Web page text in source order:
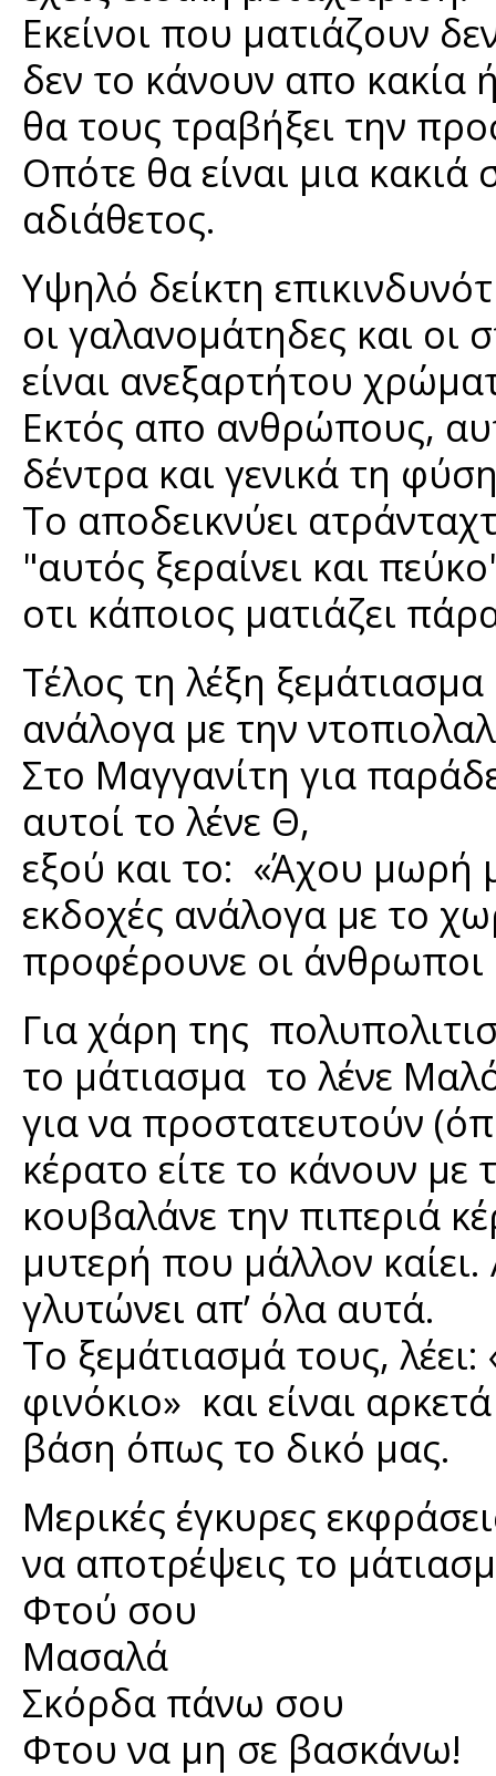
Εκείνοι που ματιάζουν
δεν το κάνουν απο κακία
θα τους τραβήξει την
Οπότε θα είναι μια
αδιάθετος.
Υψηλό δείκτη
οι γαλανομάτηδες και
είναι ανεξαρτήτου
Εκτός απο ανθρώπους,
δέντρα και γενικά τη
Το αποδεικνύει
"αυτός ξεραίνει και
οτι κάποιος ματιάζει
Τέλος τη λέξη
ανάλογα με την
Στο Μαγγανίτη για
αυτοί το λένε Θ,
εξού και το: «Άχου μωρή
εκδοχές ανάλογα με το
προφέρουνε οι
Για χάρη της
το μάτιασμα το λένε
για να προστατευτούν
κέρατο είτε το κάνουν με
κουβαλάνε την πιπεριά
μυτερή που μάλλον
γλυτώνει απ’ όλα αυτά.
Το ξεμάτιασμά τους,
φινόκιο» και είναι
βάση όπως το δικό μας.
Μερικές έγκυρες
να αποτρέψεις το
Φτού σου
Μασαλά
Σκόρδα πάνω σου
Φτου να μη σε βασκάνω!